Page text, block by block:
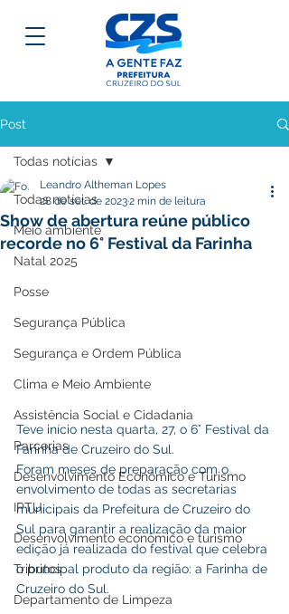
Post
Todas notícias
Meio ambiente
Natal 2025
Posse
Segurança Pública
Segurança e Ordem Pública
Clima e Meio Ambiente
Assistência Social e Cidadania
Parcerias
Desenvolvimento Econômico e Turismo
IPTU
Desenvolvimento econômico e turismo
Tributos
Departamento de Limpeza
Todas notícias
Show de abertura reúne público
recorde no 6° Festival da Farinha
Leandro Altheman Lopes
28 de set. de 20232 min de leitura
Teve início nesta quarta, 27, o 6° Festival da
Farinha de Cruzeiro do Sul.
Foram meses de preparação com o
envolvimento de todas as secretarias
municipais da Prefeitura de Cruzeiro do
Sul para garantir a realização da maior
edição já realizada do festival que celebra
o principal produto da região: a Farinha de
Cruzeiro do Sul.